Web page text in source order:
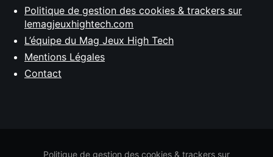
Politique de gestion des cookies & trackers sur
lemagjeuxhightech.com
L’équipe du Mag Jeux High Tech
Mentions Légales
Contact
Politique de gestion des cookies & trackers sur